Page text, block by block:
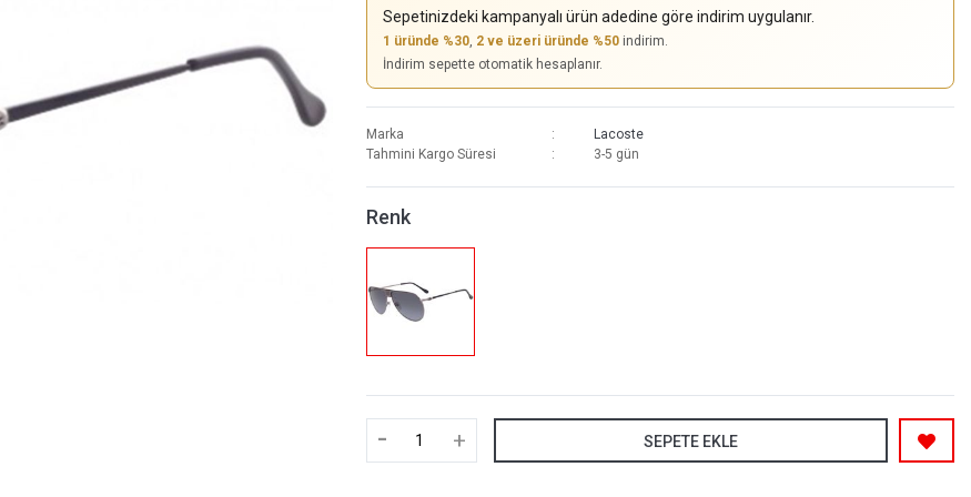
Sepetinizdeki kampanyalı ürün adedine göre indirim uygulanır.
1 üründe %30, 2 ve üzeri üründe %50indirim.
İndirim sepette otomatik hesaplanır.
Marka
Lacoste
Tahmini Kargo Süresi
3-5 gün
Renk
- + SEPETE EKLE